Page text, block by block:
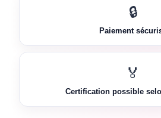
🔒
Paiement
🏅
Certification possible